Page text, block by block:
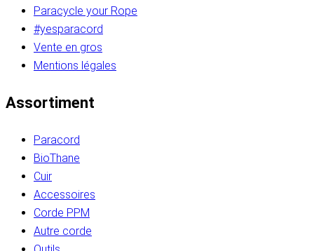
Paracycle your Rope
#yesparacord
Vente en gros
Mentions légales
Assortiment
Paracord
BioThane
Cuir
Accessoires
Corde PPM
Autre corde